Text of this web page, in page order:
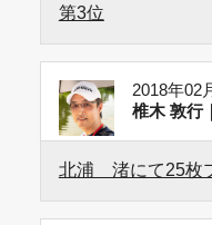
第3位
2018年02
椎木 敦行
北浦 渚にて25枚